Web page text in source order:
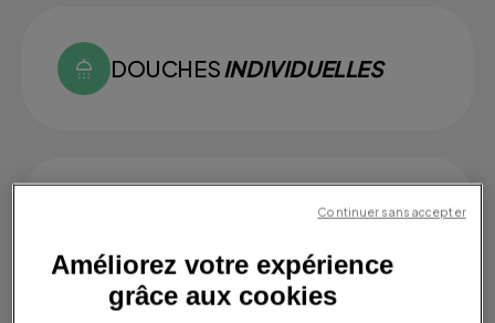
DOUCHESINDIVIDUELLES
Améliorez votre expérience
grâce aux cookies
Continuer sans accepter